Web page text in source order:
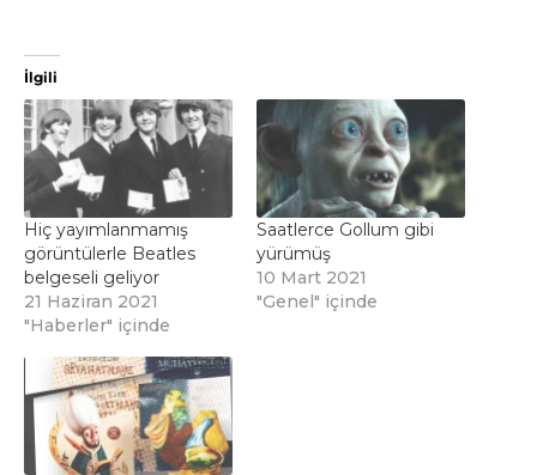
İlgili
Hiç yayımlanmamış
görüntülerle Beatles
belgeseli geliyor
21 Haziran 2021
"Haberler" içinde
Saatlerce Gollum gibi
yürümüş
10 Mart 2021
"Genel" içinde